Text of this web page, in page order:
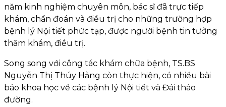
năm kinh nghiệm chuyên môn, bác sĩ đã trực tiếp
khám, chẩn đoán và điều trị cho những trường hợp
bệnh lý Nội tiết phức tạp, được người bệnh tin tưởng
thăm khám, điều trị.
Song song với công tác khám chữa bệnh, TS.BS
Nguyễn Thị Thúy Hằng còn thực hiện, có nhiều bài
báo khoa học về các bệnh lý Nội tiết và Đái tháo
đường.